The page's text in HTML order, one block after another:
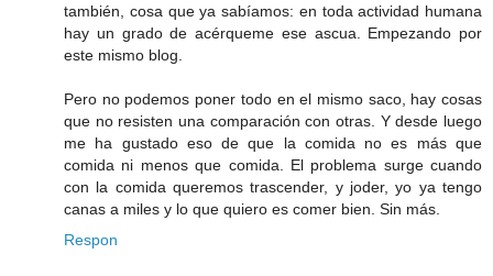
también, cosa que ya sabíamos: en toda actividad humana
hay un grado de acérqueme ese ascua. Empezando por
este mismo blog.
Pero no podemos poner todo en el mismo saco, hay cosas
que no resisten una comparación con otras. Y desde luego
me ha gustado eso de que la comida no es más que
comida ni menos que comida. El problema surge cuando
con la comida queremos trascender, y joder, yo ya tengo
canas a miles y lo que quiero es comer bien. Sin más.
Respon